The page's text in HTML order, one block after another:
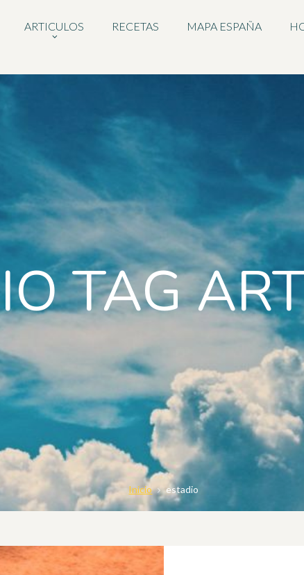
ARTICULOS RECETAS MAPA ESPAÑA
TAG
Inicio estadio